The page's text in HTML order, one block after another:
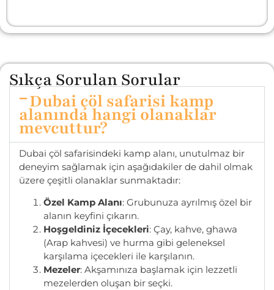
Sıkça Sorulan Sorular
Dubai çöl safarisi kamp
alanında hangi olanaklar
mevcuttur?
Dubai çöl safarisindeki kamp alanı, unutulmaz bir
deneyim sağlamak için aşağıdakiler de dahil olmak
üzere çeşitli olanaklar sunmaktadır:
Özel Kamp Alanı: Grubunuza ayrılmış özel bir
alanın keyfini çıkarın.
Hoşgeldiniz İçecekleri: Çay, kahve, ghawa
(Arap kahvesi) ve hurma gibi geleneksel
karşılama içecekleri ile karşılanın.
Mezeler: Akşamınıza başlamak için lezzetli
mezelerden oluşan bir seçki.